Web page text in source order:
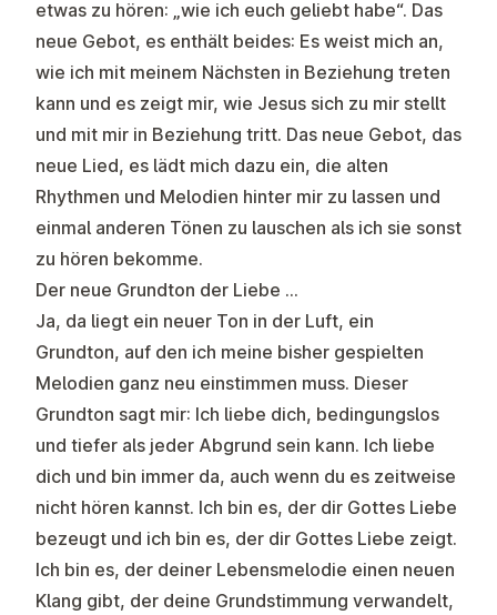
etwas zu hören: „wie ich euch geliebt habe“. Das
neue Gebot, es enthält beides: Es weist mich an,
wie ich mit meinem Nächsten in Beziehung treten
kann und es zeigt mir, wie Jesus sich zu mir stellt
und mit mir in Beziehung tritt. Das neue Gebot, das
neue Lied, es lädt mich dazu ein, die alten
Rhythmen und Melodien hinter mir zu lassen und
einmal anderen Tönen zu lauschen als ich sie sonst
zu hören bekomme.
Der neue Grundton der Liebe …
Ja, da liegt ein neuer Ton in der Luft, ein
Grundton, auf den ich meine bisher gespielten
Melodien ganz neu einstimmen muss. Dieser
Grundton sagt mir: Ich liebe dich, bedingungslos
und tiefer als jeder Abgrund sein kann. Ich liebe
dich und bin immer da, auch wenn du es zeitweise
nicht hören kannst. Ich bin es, der dir Gottes Liebe
bezeugt und ich bin es, der dir Gottes Liebe zeigt.
Ich bin es, der deiner Lebensmelodie einen neuen
Klang gibt, der deine Grundstimmung verwandelt,